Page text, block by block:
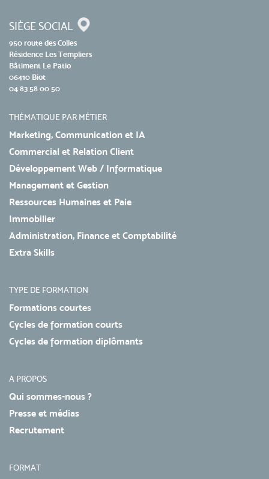
SIÈGE SOCIAL
950 route des Colles
Résidence Les Templiers
Bâtiment Le Patio
06410 Biot
04 83 58 00 50
THÉMATIQUE PAR MÉTIER
Marketing, Communication et IA
Commercial et Relation Client
Développement Web / Informatique
Management et Gestion
Ressources Humaines et Paie
Immobilier
Administration, Finance et Comptabilité
Extra Skills
TYPE DE FORMATION
Formations courtes
Cycles de formation courts
Cycles de formation diplômants
A PROPOS
Qui sommes-nous ?
Presse et médias
Recrutement
FORMAT